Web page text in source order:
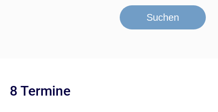
Suchen
8 Termine